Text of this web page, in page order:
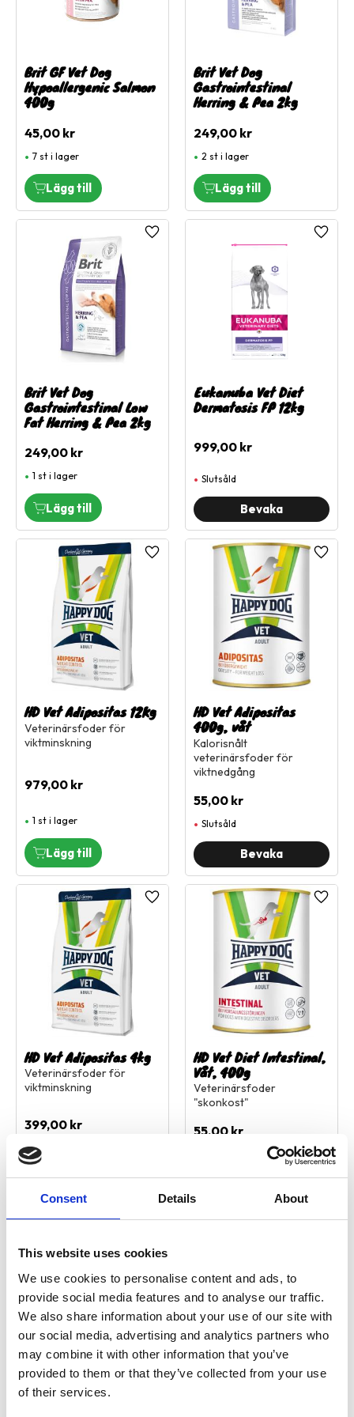
Consent Details About
This website uses cookies
We use cookies to personalise content and ads, to
provide social media features and to analyse our traffic.
We also share information about your use of our site with
our social media, advertising and analytics partners who
may combine it with other information that you’ve
provided to them or that they’ve collected from your use
of their services.
Brit GF Vet Dog
Hypoallergenic Salmon
400g
45,00 kr
7 st i lager
Brit Vet Dog
Gastrointestinal
Herring & Pea 2kg
249,00 kr
2 st i lager
Brit Vet Dog
Gastrointestinal Low
Fat Herring & Pea 2kg
249,00 kr
Lägg till i favoriter
1 st i lager
Eukanuba Vet Diet
Dermatosis FP 12kg
999,00 kr
Lägg
Slutsåld
HD Vet Adipositas 12Kg
Veterinärsfoder för
viktminskning
979,00 kr
Lägg till i favoriter
1 st i lager
HD Vet Adipositas
400g, våt
Kalorisnålt
veterinärsfoder för
viktnedgång
55,00 kr
Lägg
Slutsåld
HD Vet Adipositas 4kg
Veterinärsfoder för
viktminskning
399,00 kr
Lägg till i favoriter
Slutsåld
HD Vet Diet Intestinal,
Våt, 400g
Veterinärsfoder
"skonkost"
55,00 kr
Lägg
HD Vet Hypersens 4kg